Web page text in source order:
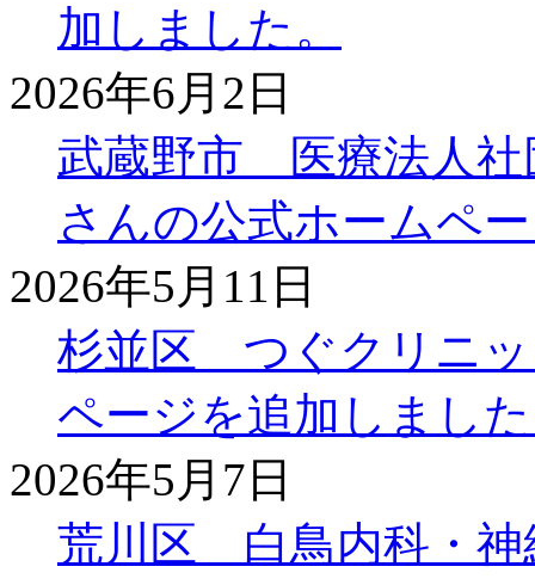
加しました。
2026年6月2日
武蔵野市 医療法人
さんの公式ホームペ
2026年5月11日
杉並区 つぐクリニッ
ページを追加しまし
2026年5月7日
荒川区 白鳥内科・神